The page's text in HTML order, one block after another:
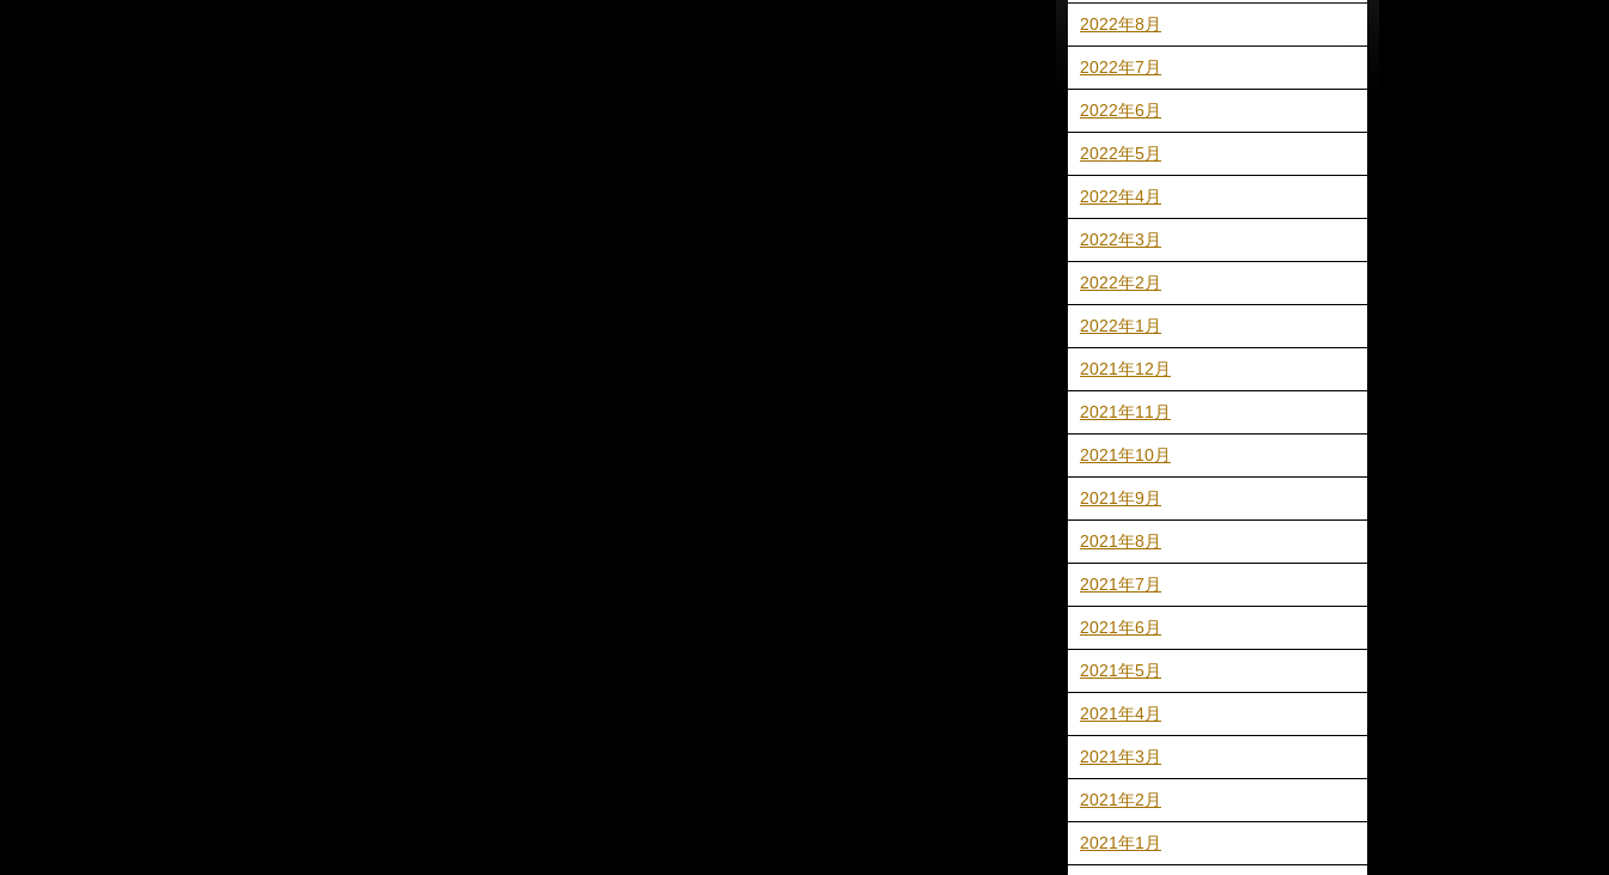
2022年8月
2022年7月
2022年6月
2022年5月
2022年4月
2022年3月
2022年2月
2022年1月
2021年12月
2021年11月
2021年10月
2021年9月
2021年8月
2021年7月
2021年6月
2021年5月
2021年4月
2021年3月
2021年2月
2021年1月